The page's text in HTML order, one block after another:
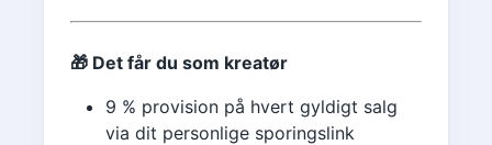
🎁 Det får du som kreatør
9 % provision på hvert gyldigt salg
via dit personlige sporingslink